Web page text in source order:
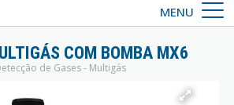
MENU
COM BOMBA MX6
de Gases - Multigás